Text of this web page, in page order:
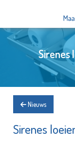
Sirenes
Nieuws
Sirenes